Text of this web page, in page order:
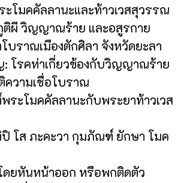
โมคคัลลานะและท้าวเวสสุวรรณ
ผี วิญญาณร้าย และอสูรกาย
บราณเมืองตักศิลา จังหวัดยะลา
: โรคห่าเกี่ยวข้องกับวิญญาณร้าย
ความเชื่อโบราณ
ระโมคคัลลานะกับพระยาท้าวเวส
ปิ โส ภะคะวา กุมภัณฑ์ ยักษา โมค
ดยหันหน้าออก หรือพกติดตัว